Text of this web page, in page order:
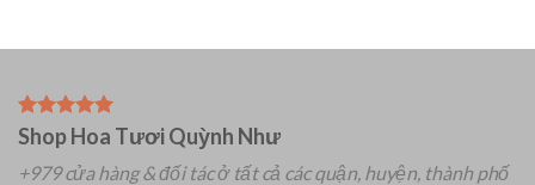
Shop Hoa Tươi Quỳnh Như
+979 cửa hàng & đối tác ở tất cả các quận, huyện, thành phố